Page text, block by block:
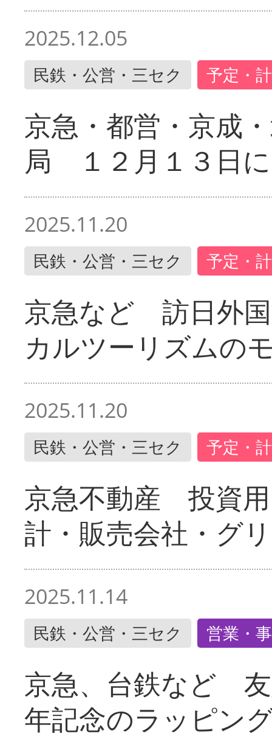
2025.12.05
民鉄・公営・三セク 予定・
京急・都営・京成
局 １２月１３日
2025.11.20
民鉄・公営・三セク 予定・
京急など 訪日外
カルツーリズムの
2025.11.20
民鉄・公営・三セク 予定・
京急不動産 投資
計・販売会社・グ
2025.11.14
民鉄・公営・三セク 営業・
京急、台鉄など
年記念のラッピン